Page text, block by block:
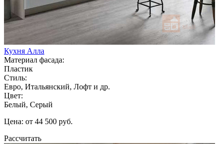
Кухня Алла
Материал фасада:
Пластик
Стиль:
Евро, Итальянский, Лофт и др.
Цвет:
Белый, Серый
Цена: от 44 500 руб.
Рассчитать